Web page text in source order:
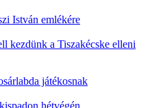
István emlékére
kezdünk a Tiszakécske elleni
játékosnak
hétvégén